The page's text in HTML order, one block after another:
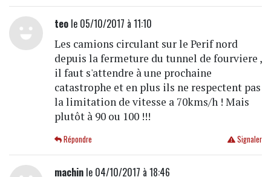
teole 05/10/2017 à 11:10
Les camions circulant sur le Perif nord
depuis la fermeture du tunnel de fourviere ,
il faut s'attendre à une prochaine
catastrophe et en plus ils ne respectent pas
la limitation de vitesse a 70kms/h ! Mais
plutôt à 90 ou 100 !!!
Signaler
Répondre
machinle 04/10/2017 à 18:46